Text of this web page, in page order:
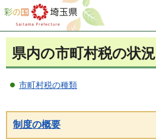
彩の国 埼玉県
県内の市町村税の状況
市町村税の種類
制度の概要